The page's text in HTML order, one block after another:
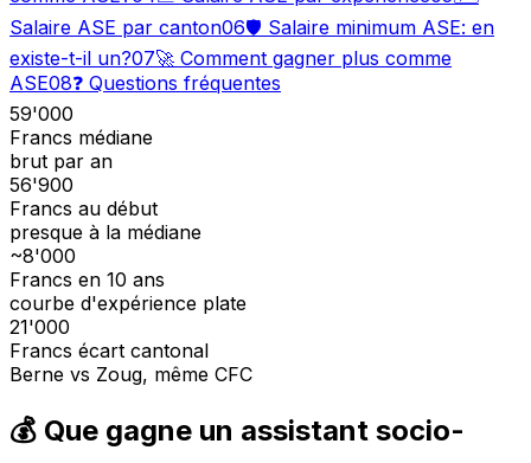
Salaire ASE par canton06🛡️ Salaire minimum ASE: en
existe-t-il un?07🚀 Comment gagner plus comme
ASE08❓ Questions fréquentes
59'000
Francs médiane
brut par an
56'900
Francs au début
presque à la médiane
~8'000
Francs en 10 ans
courbe d'expérience plate
21'000
Francs écart cantonal
Berne vs Zoug, même CFC
💰 Que gagne un assistant socio-